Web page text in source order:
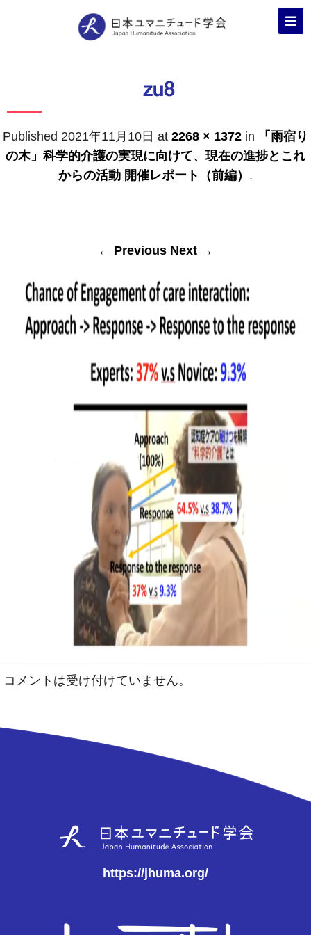
zu8
Published 2021年11月10日 at 2268 × 1372 in
「雨宿り
の木」科学的介護の実現に向けて、現在の進捗とこれ
からの活動 開催レポート（前編） .
← Previous Next →
コメントは受け付けていません。
https://jhuma.org/